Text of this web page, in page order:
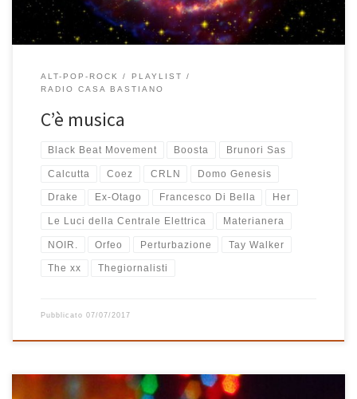
ALT-POP-ROCK
PLAYLIST
RADIO CASA BASTIANO
C’è musica
Black Beat Movement Boosta Brunori Sas
Calcutta Coez CRLN Domo Genesis
Drake Ex-Otago Francesco Di Bella Her
Le Luci della Centrale Elettrica Materianera
NOIR. Orfeo Perturbazione Tay Walker
The xx Thegiornalisti
Pubblicato 07/07/2017